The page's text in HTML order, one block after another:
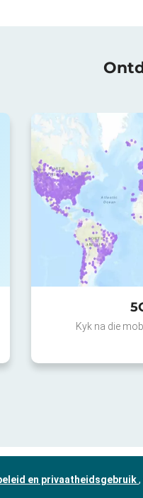
Kyk na die
en privaatheidsgebruik